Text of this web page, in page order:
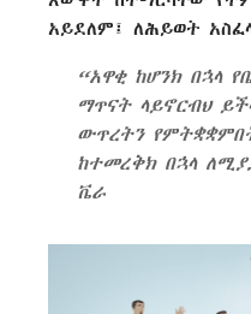
አይደለም፤ ለሕይወት
“አዋቂ ከሆንክ በኋላ
ማጥናት ላይኖርብህ
ውጥረትን
ከተመረቅክ በኋላ
ቬራ